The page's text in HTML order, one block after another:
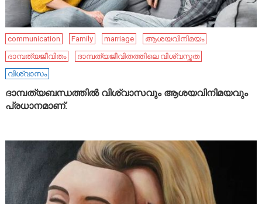
communication Family marriage
ആശയവിനിമയം
ദാമ്പത്യജീവിതം
ദാമ്പത്യജീവിതത്തിലെ വിശ്വസ്തത
വിശ്വാസം
ദാമ്പത്യബന്ധത്തിൽ വിശ്വാസവും ആശയവിനിമയവും
പ്രധാനമാണ്.